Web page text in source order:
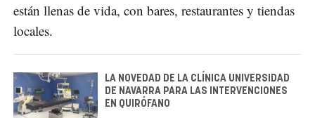
están llenas de vida, con bares, restaurantes y tiendas
locales.
LA NOVEDAD DE LA CLÍNICA UNIVERSIDAD
DE NAVARRA PARA LAS INTERVENCIONES
EN QUIRÓFANO